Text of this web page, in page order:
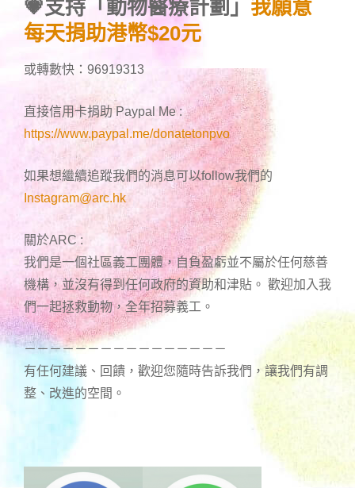
💗支持「動物醫療計劃」 我願意
每天捐助港幣$20元
或轉數快：96919313
直接信用卡捐助 Paypal Me :
https://www.paypal.me/donatetonpvo
如果想繼續追蹤我們的消息可以follow我們的
Instagram@arc.hk
關於ARC :
我們是一個社區義工團體，自負盈虧並不屬於任何慈善
機構，並沒有得到任何政府的資助和津貼。 歡迎加入我
們一起拯救動物，全年招募義工。
－－－－－－－－－－－－－－－－
有任何建議、回饋，歡迎您隨時告訴我們，讓我們有調
整、改進的空間。